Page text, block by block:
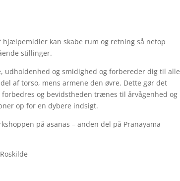
kan skabe rum og retning så netop
stillinger.
udholdenhed og smidighed og forbereder dig til alle
af torso, mens armene den øvre. Dette gør det
og bevidstheden trænes til årvågenhed og
op for en dybere indsigt.
på asanas – anden del på Pranayama